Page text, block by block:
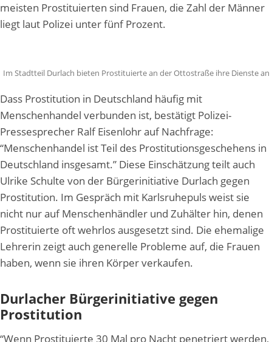
meisten Prostituierten sind Frauen, die Zahl der Männer
liegt laut Polizei unter fünf Prozent.
Im Stadtteil Durlach bieten Prostituierte an der Ottostraße ihre Dienste an
Dass Prostitution in Deutschland häufig mit
Menschenhandel verbunden ist, bestätigt Polizei-
Pressesprecher Ralf Eisenlohr auf Nachfrage:
“Menschenhandel ist Teil des Prostitutionsgeschehens in
Deutschland insgesamt.” Diese Einschätzung teilt auch
Ulrike Schulte von der Bürgerinitiative Durlach gegen
Prostitution. Im Gespräch mit Karlsruhepuls weist sie
nicht nur auf Menschenhändler und Zuhälter hin, denen
Prostituierte oft wehrlos ausgesetzt sind. Die ehemalige
Lehrerin zeigt auch generelle Probleme auf, die Frauen
haben, wenn sie ihren Körper verkaufen.
Durlacher Bürgerinitiative gegen
Prostitution
“Wenn Prostituierte 30 Mal pro Nacht penetriert werden,